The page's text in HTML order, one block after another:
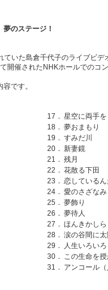
のステージ！
いた島倉千代子のライブビデ
開催されたNHKホールでのコ
です。
17． 星空に両手を
18． 夢おまもり
19． すみだ川
20． 新妻鏡
21． 残月
22． 花散る下田
23． 恋している
24． 愛のさざなみ
25． 夢飾り
26． 夢待人
27． ほんきかしら
28． 涙の谷間に太
29．
人生いろいろ
30． この生命を
31． アンコール（